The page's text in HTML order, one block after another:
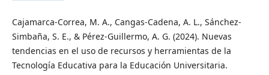
Cajamarca-Correa, M. A., Cangas-Cadena, A. L., Sánchez-
Simbaña, S. E., & Pérez-Guillermo, A. G. (2024). Nuevas
tendencias en el uso de recursos y herramientas de la
Tecnología Educativa para la Educación Universitaria.